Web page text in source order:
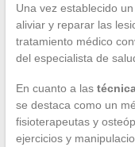
Una vez establecido
aliviar y reparar las
tratamiento médico
del especialista de
En cuanto a las
se destaca como un
fisioterapeutas y
ejercicios y